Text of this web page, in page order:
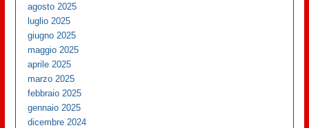
agosto 2025
luglio 2025
giugno 2025
maggio 2025
aprile 2025
marzo 2025
febbraio 2025
gennaio 2025
dicembre 2024